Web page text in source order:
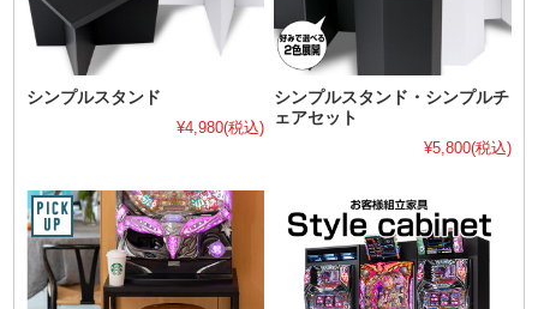
シンプルスタンド
¥4,980(税込)
シンプルスタンド・シンプルチ
ェアセット
¥5,800(税込)